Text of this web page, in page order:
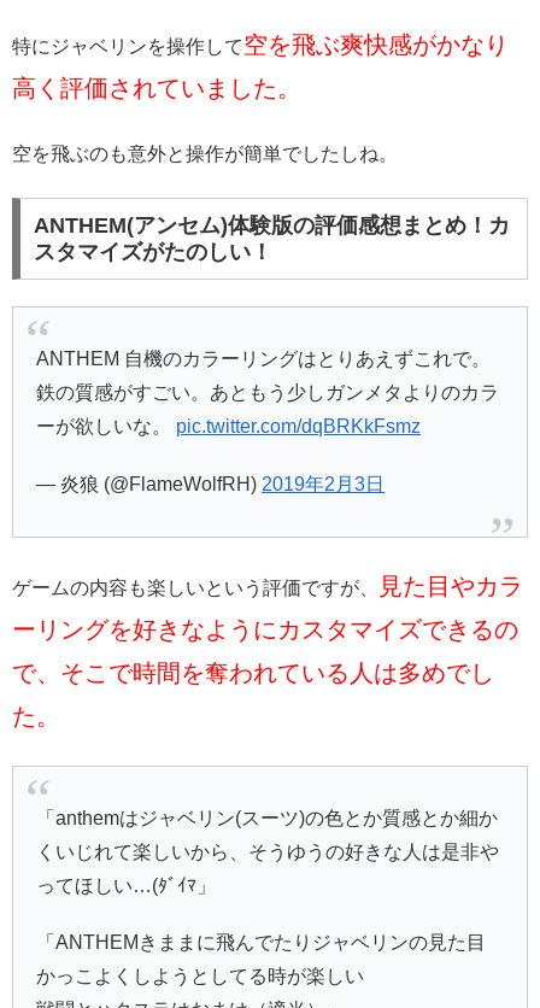
特にジャベリンを操作して空を飛ぶ爽快感がかなり
高く評価されていました。
空を飛ぶのも意外と操作が簡単でしたしね。
ANTHEM(アンセム)体験版の評価感想まとめ！カ
スタマイズがたのしい！
ANTHEM 自機のカラーリングはとりあえずこれで。
鉄の質感がすごい。あともう少しガンメタよりのカラ
ーが欲しいな。 pic.twitter.com/dqBRKkFsmz
— 炎狼 (@FlameWolfRH) 2019年2月3日
ゲームの内容も楽しいという評価ですが、
見た目やカラ
ーリングを好きなようにカスタマイズできるの
で、そこで時間を奪われている人は多めでし
た。
「anthemはジャベリン(スーツ)の色とか質感とか細か
くいじれて楽しいから、そうゆうの好きな人は是非や
ってほしい…(ﾀﾞｲﾏ」
「ANTHEMきままに飛んでたりジャベリンの見た目
かっこよくしようとしてる時が楽しい